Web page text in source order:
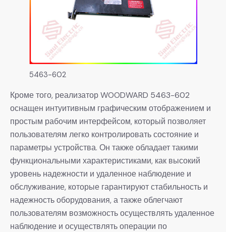
5463-602
Кроме того, реализатор WOODWARD 5463-602
оснащен интуитивным графическим отображением и
простым рабочим интерфейсом, который позволяет
пользователям легко контролировать состояние и
параметры устройства. Он также обладает такими
функциональными характеристиками, как высокий
уровень надежности и удаленное наблюдение и
обслуживание, которые гарантируют стабильность и
надежность оборудования, а также облегчают
пользователям возможность осуществлять удаленное
наблюдение и осуществлять операции по